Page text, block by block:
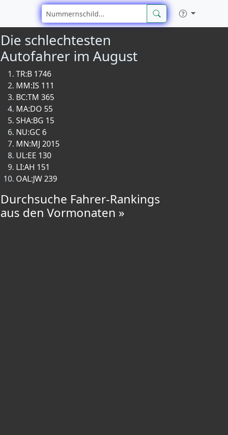
Die schlechtesten
Autofahrer im August
TR:B 1746
MM:IS 111
BC:TM 365
MA:DO 55
SHA:BG 15
NU:GC 6
MN:MJ 2015
UL:EE 130
LI:AH 151
OAL:JW 239
Durchsuche Fahrer-Rankings
aus den Vormonaten »